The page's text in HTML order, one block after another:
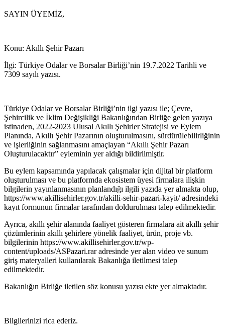
SAYIN ÜYEMİZ,
Konu: Akıllı Şehir Pazarı
İlgi: Türkiye Odalar ve Borsalar Birliği’nin 19.7.2022 Tarihli ve
7309 sayılı yazısı.
Türkiye Odalar ve Borsalar Birliği’nin ilgi yazısı ile; Çevre,
Şehircilik ve İklim Değişikliği Bakanlığından Birliğe gelen yazıya
istinaden, 2022-2023 Ulusal Akıllı Şehirler Stratejisi ve Eylem
Planında, Akıllı Şehir Pazarının oluşturulmasını, sürdürülebilirliğinin
ve işlerliğinin sağlanmasını amaçlayan “Akıllı Şehir Pazarı
Oluşturulacaktır” eyleminin yer aldığı bildirilmiştir.
Bu eylem kapsamında yapılacak çalışmalar için dijital bir platform
oluşturulması ve bu platformda ekosistem üyesi firmalara ilişkin
bilgilerin yayınlanmasının planlandığı ilgili yazıda yer almakta olup,
https://www.akillisehirler.gov.tr/akilli-sehir-pazari-kayit/ adresindeki
kayıt formunun firmalar tarafından doldurulması talep edilmektedir.
Ayrıca, akıllı şehir alanında faaliyet gösteren firmalara ait akıllı şehir
çözümlerinin akıllı şehirlere yönelik faaliyet, ürün, proje vb.
bilgilerinin https://www.akillisehirler.gov.tr/wp-
content/uploads/ASPazari.rar adresinde yer alan video ve sunum
giriş materyalleri kullanılarak Bakanlığa iletilmesi talep
edilmektedir.
Bakanlığın Birliğe iletilen söz konusu yazısı ekte yer almaktadır.
Bilgilerinizi rica ederiz.